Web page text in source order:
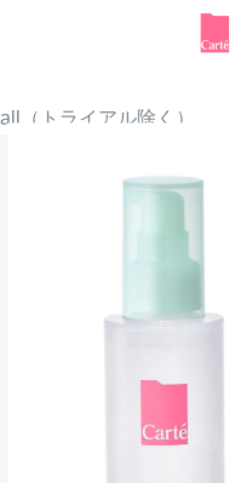
all（トライアル除く）